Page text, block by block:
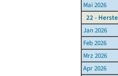
Mai 2026
22 -
Jan 2026
Feb 2026
Mrz 2026
Apr 2026